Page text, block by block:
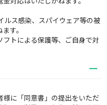
ルス感染、スパイウェア等の被
す。
トによる保護等、ご自身で対
様に「同意書」の提出をいただ